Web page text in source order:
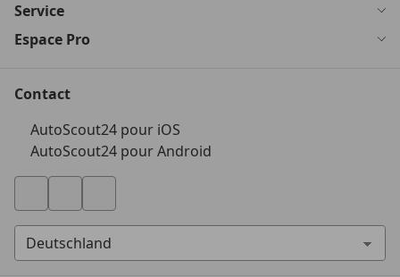
Service
Espace Pro
Contact
AutoScout24 pour iOS
AutoScout24 pour Android